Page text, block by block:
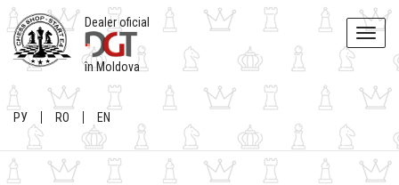
Toggle
Dealer oficial
în Moldova
РУ RO EN